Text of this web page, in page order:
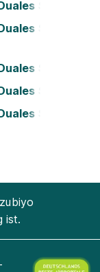
Studium
Studium
Studium
Studium
Studium
ist.